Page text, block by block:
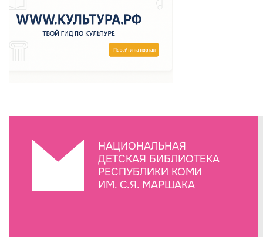
НАЦИОНАЛЬНАЯ
ДЕТСКАЯ БИБЛИОТЕКА
РЕСПУБЛИКИ КОМИ
ИМ. С.Я. МАРШАКА